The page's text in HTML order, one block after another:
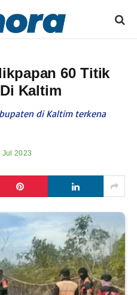
60 Titik
Kaltim
di Kaltim terkena
Jul 2023